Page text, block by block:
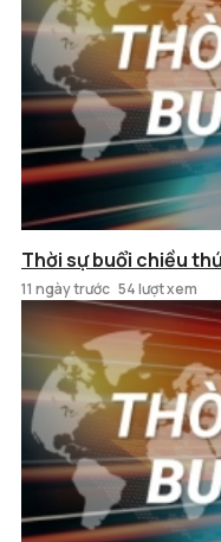
Thời sự buổi chiều
11 ngày trước 54 lượt xem